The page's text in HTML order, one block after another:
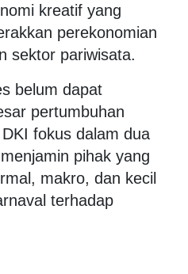
kreatif yang
perekonomian
sektor pariwisata.
belum dapat
pertumbuhan
fokus dalam dua
pihak yang
makro, dan kecil
terhadap